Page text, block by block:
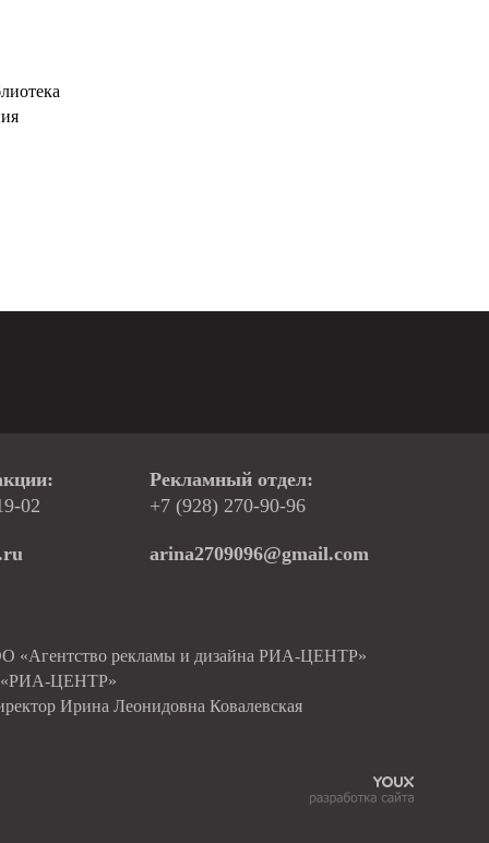
02
Рекламный отдел:
+7 (928) 270-90-96
arina2709096@gmail.com
«Агентство рекламы и дизайна РИА-ЦЕНТР»
«РИА-ЦЕНТР»
Ирина Леонидовна Ковалевская